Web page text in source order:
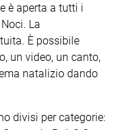
è aperta a tutti i
La
È possibile
un video, un canto,
natalizio dando
divisi per categorie: